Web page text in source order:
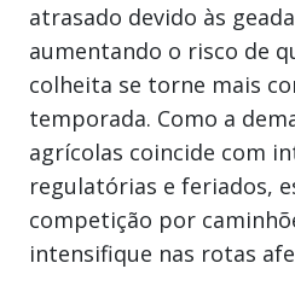
atrasado devido às
aumentando o risco de
colheita se torne mais
temporada. Como a
agrícolas coincide com
regulatórias e feriados,
competição por
intensifique nas rotas